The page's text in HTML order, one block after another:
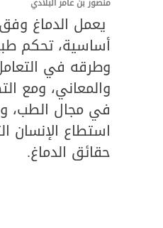
يعمل الدماغ
أساسية، تحكم
وطرقه في
والمعاني، ومع
في مجال الطب،
استطاع
حقائق الدماغ.